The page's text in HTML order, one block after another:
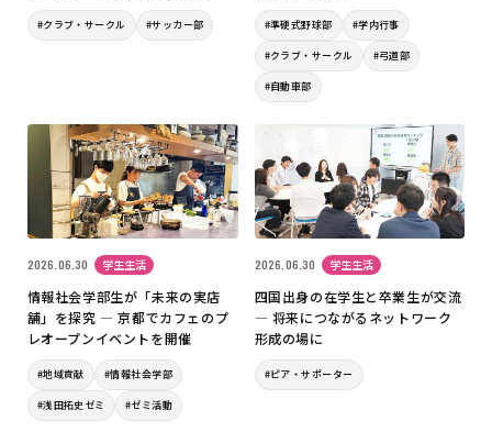
#クラブ・サークル #サッカー部 #準硬式野球部 #学内行事
#クラブ・サークル #弓道部
#自動車部
2026.06.30 学生生活
情報社会学部生が「未来の実店
舗」を探究 ― 京都でカフェのプ
レオープンイベントを開催
#地域貢献 #情報社会学部
#浅田拓史ゼミ #ゼミ活動
2026.06.30 学生生活
四国出身の在学生と卒業生が交流
― 将来につながるネットワーク
形成の場に
#ピア・サポーター